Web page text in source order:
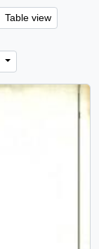
Table view